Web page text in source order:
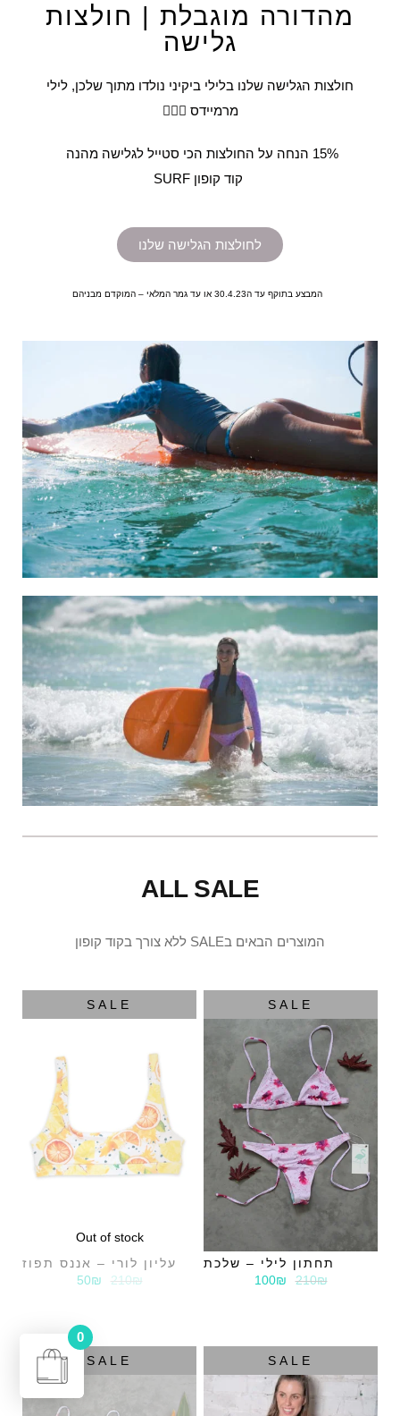
מהדורה מוגבלת | חולצות
גלישה
חולצות הגלישה שלנו בלילי ביקיני נולדו מתוך שלכן, לילי
מרמיידס 🏄🏼‍♀️
15% הנחה על החולצות הכי סטייל לגלישה מהנה
קוד קופון SURF
לחולצות הגלישה שלנו
המבצע בתוקף עד ה30.4.23 או עד גמר המלאי – המוקדם מבניהם
ALL SALE
המוצרים הבאים בSALE ללא צורך בקוד קופון
SALE
תחתון לילי – שלכת
210₪
100₪
SALE
Out of stock
עליון לורי – אננס תפוז
210₪
50₪
SALE
SALE
0
מעבר לתשלום - ₪